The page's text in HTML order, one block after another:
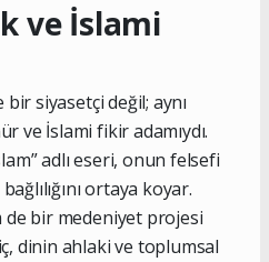
ve İslami
siyasetçi değil; aynı
ve İslami fikir adamıydı.
adlı eseri, onun felsefi
ortaya koyar.
de bir medeniyet projesi
dinin ahlaki ve toplumsal